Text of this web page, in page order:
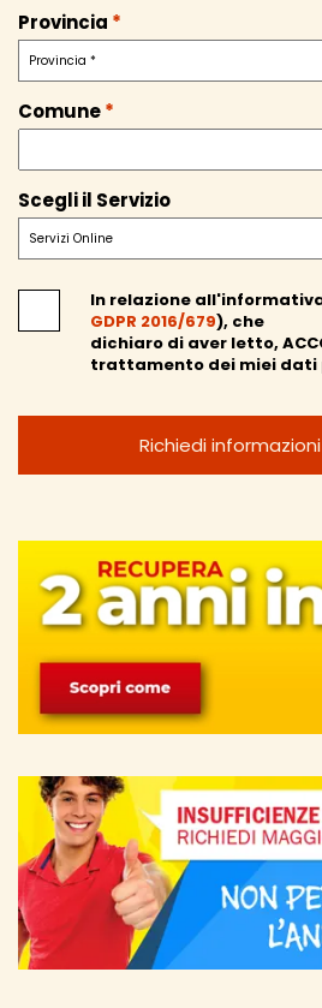
Provincia *
Comune*
Scegli il Servizio
In relazione
GDPR 2016/679), che
dichiaro di aver letto,
trattamento dei miei dati